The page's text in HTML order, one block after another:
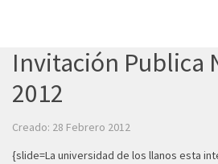
Invitación Publica
2012
Creado: 28 Febrero 2012
{slide=La universidad de los llanos esta